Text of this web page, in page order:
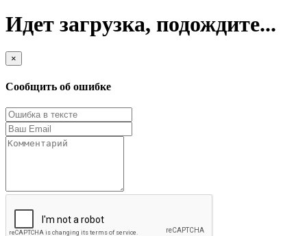
Идет загрузка, подождите...
×
Сообщить об ошибке